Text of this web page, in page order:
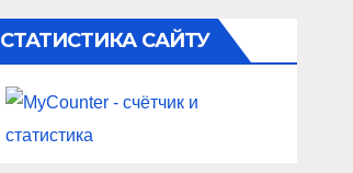
СТАТИСТИКА САЙТУ